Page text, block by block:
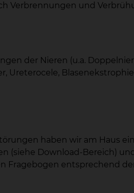
Verbrennungen und
der Nieren (u.a.
Ureterocele,
haben wir am Haus
(siehe Download-Bereich)
entsprechend